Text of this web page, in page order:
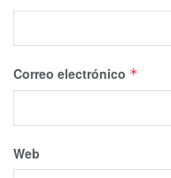
Correo electrónico *
Web